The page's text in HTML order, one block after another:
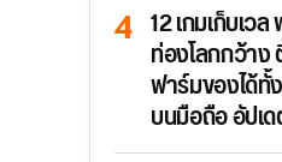
12 เกมเก็บเว
ท่องโลกกว้าง
ฟาร์มของได้
บนมือถือ อัปเ